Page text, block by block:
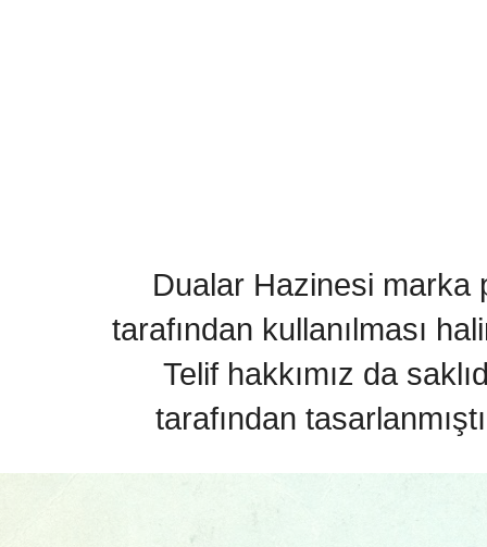
Dualar Hazinesi marka
tarafından kullanılması
Telif hakkımız da
tarafından